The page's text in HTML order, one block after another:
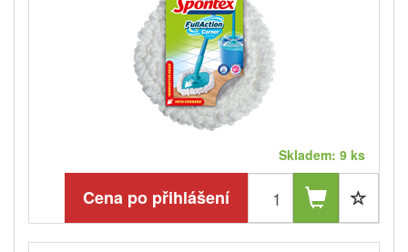
Skladem: 9 ks
Cena po přihlášení